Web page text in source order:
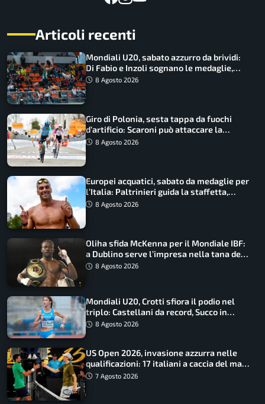
Articoli recenti
Mondiali U20, sabato azzurro da brividi:
Di Fabio e Inzoli sognano le medaglie,
Castellani e Succo in finale
8 Agosto 2026
Giro di Polonia, sesta tappa da fuochi
d’artificio: Scaroni può attaccare la
maglia di Lemmen
8 Agosto 2026
Europei acquatici, sabato da medaglie per
l’Italia: Paltrinieri guida la staffetta,
Barnabà sogna l’oro dalle grandi altezze
8 Agosto 2026
Oliha sfida McKenna per il Mondiale IBF:
a Dublino serve l’impresa nella tana del
lupo8 Agosto 2026
Mondiali U20, Crotti sfiora il podio nel
triplo: Castellani da record, Succo in
finale
8 Agosto 2026
US Open 2026, invasione azzurra nelle
qualificazioni: 17 italiani a caccia del main
draw7 Agosto 2026